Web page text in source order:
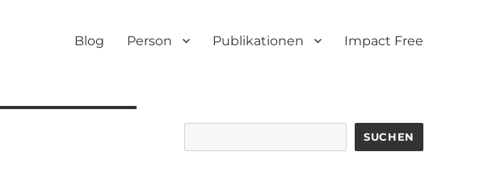
Blog Person Publikationen Impact Free
SUCHEN